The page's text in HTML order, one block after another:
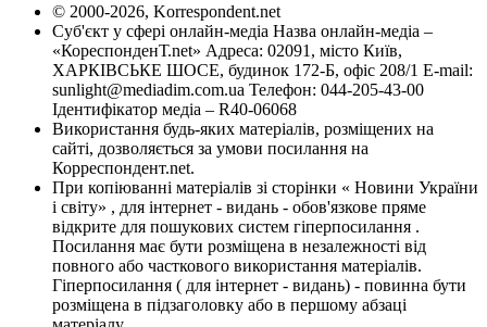
© 2000-2026, Korrespondent.net
Суб'єкт у сфері онлайн-медіа Назва онлайн-медіа –
«КореспонденТ.net» Адреса: 02091, місто Київ,
ХАРКІВСЬКЕ ШОСЕ, будинок 172-Б, офіс 208/1 E-mail:
sunlight@mediadim.com.ua Телефон: 044-205-43-00
Ідентифікатор медіа – R40-06068
Використання будь-яких матеріалів, розміщених на
сайті, дозволяється за умови посилання на
Корреспондент.net.
При копіюванні матеріалів зі сторінки « Новини України
і світу» , для інтернет - видань - обов'язкове пряме
відкрите для пошукових систем гіперпосилання .
Посилання має бути розміщена в незалежності від
повного або часткового використання матеріалів.
Гіперпосилання ( для інтернет - видань) - повинна бути
розміщена в підзаголовку або в першому абзаці